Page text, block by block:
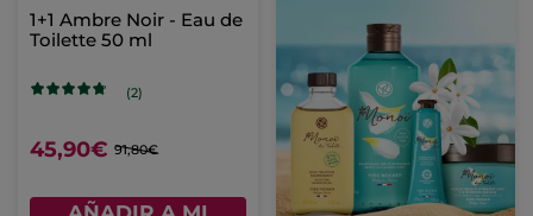
1+1 Ambre Noir - Eau de
Toilette 50 ml
(2)
45,90€ 91,80€